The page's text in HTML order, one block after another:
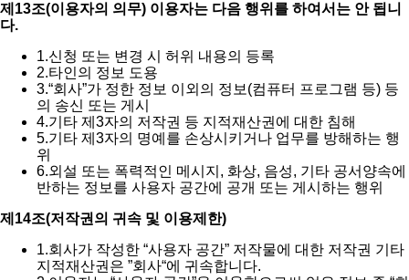
제13조(이용자의 의무) 이용자는 다음 행위를 하여서는 안 됩니
다.
1.신청 또는 변경 시 허위 내용의 등록
2.타인의 정보 도용
3.“회사”가 정한 정보 이외의 정보(컴퓨터 프로그램 등) 등
의 송신 또는 게시
4.기타 제3자의 저작권 등 지적재산권에 대한 침해
5.기타 제3자의 명예를 손상시키거나 업무를 방해하는 행
위
6.외설 또는 폭력적인 메시지, 화상, 음성, 기타 공서양속에
반하는 정보를 사용자 공간에 공개 또는 게시하는 행위
제14조(저작권의 귀속 및 이용제한)
1.회사가 작성한 “사용자 공간” 저작물에 대한 저작권 기타
지적재산권은 ”회사“에 귀속합니다.